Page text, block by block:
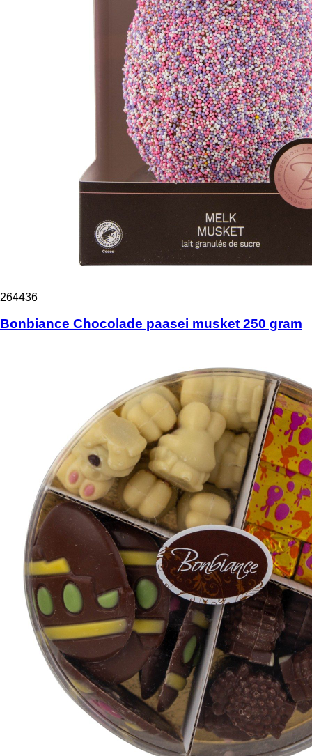
264436
Bonbiance Chocolade paasei musket 250 gram